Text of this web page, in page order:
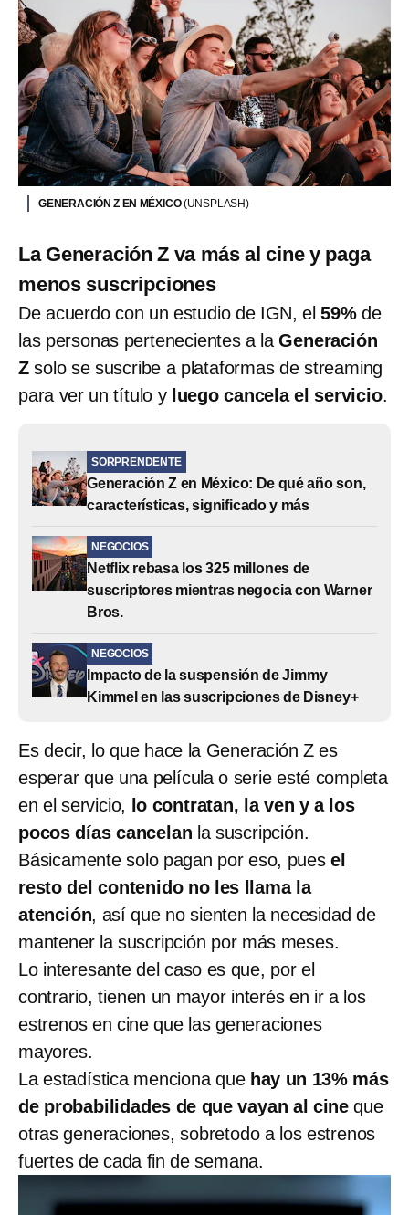
GENERACIÓN Z EN MÉXICO(UNSPLASH)
La Generación Z va más al cine y paga
menos suscripciones
De acuerdo con un estudio de IGN, el59%de
las personas pertenecientes a la Generación
Zsolo se suscribe a plataformas de streaming
para ver un título y luego cancela el servicio.
SORPRENDENTE
Generación Z en México: De qué año son,
características, significado y más
NEGOCIOS
Netflix rebasa los 325 millones de
suscriptores mientras negocia con Warner
Bros.
NEGOCIOS
Impacto de la suspensión de Jimmy
Kimmel en las suscripciones de Disney+
Es decir, lo que hace la Generación Z es
esperar que una película o serie esté completa
en el servicio, lo contratan, la ven y a los
pocos días cancelan la suscripción.
Básicamente solo pagan por eso, puesel
resto del contenido no les llama la
atención, así que no sienten la necesidad de
mantener la suscripción por más meses.
Lo interesante del caso es que, por el
contrario, tienen un mayor interés en ir a los
estrenos en cine que las generaciones
mayores.
La estadística menciona quehay un 13% más
de probabilidades de que vayan al cineque
otras generaciones, sobretodo a los estrenos
fuertes de cada fin de semana.